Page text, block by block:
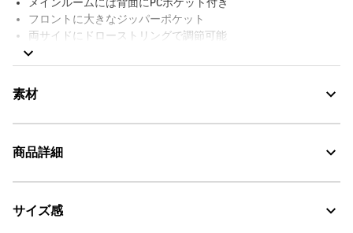
フロントに大きなジッパーポケット
両サイドにドローストリングで調節可能
ハンドルバッグとショルダーストラップバッグの2way仕様
ショルダーストラップは取り外し可能
背面ポケット
内側にキーフック付きメッシュポケット
右サイドパネルにAIGLEの新しいバード刺繍
AIGLE FOR TOMORROW（再生素材や環境に配慮した生産背景を
サイズ：幅40cm x 高さ36cm 奥行き20cm / 容量：25L
素材
AIGLE for tomorrow
商品詳細
・色：アンピール（ネイビー） (003)
サイズ感